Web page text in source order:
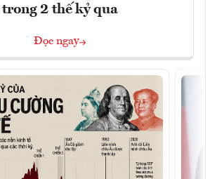
trong 2 thế kỷ qua
Đọc ngay